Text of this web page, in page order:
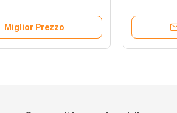
Miglior Prezzo